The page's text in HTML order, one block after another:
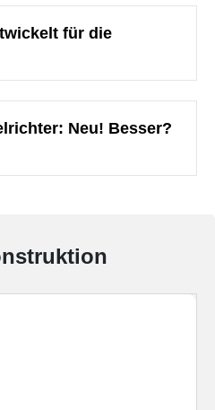
für die
Neu! Besser?